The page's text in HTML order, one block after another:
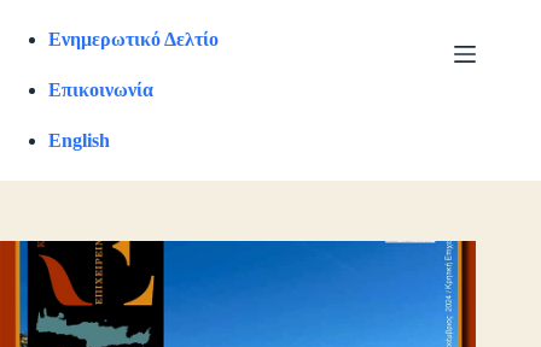
Ενημερωτικό Δελτίο
Επικοινωνία
English